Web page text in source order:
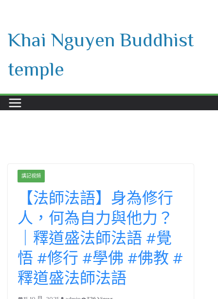
content
Khai Nguyen Buddhist
temple
講記視頻
【法師法語】身為修行
人，何為自力與他力？
｜釋道盛法師法語 #覺
悟 #修行 #學佛 #佛教 #
釋道盛法師法語